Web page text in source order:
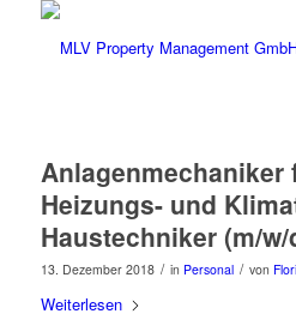
Anlagenmechaniker
Heizungs- und
Haustechniker (m/w/
13. Dezember 2018 / in Personal / von
Weiterlesen